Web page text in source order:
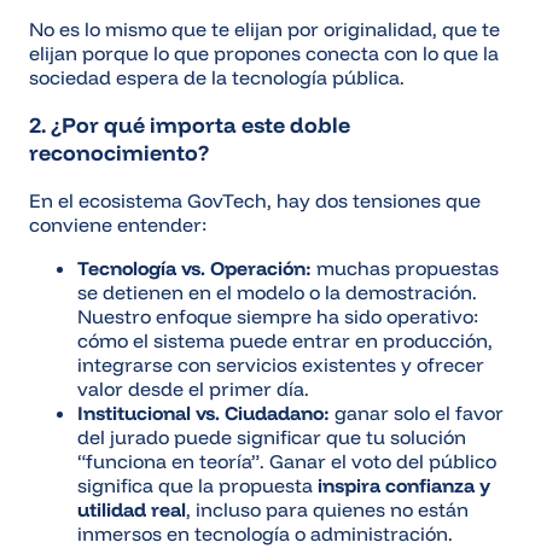
No es lo mismo que te elijan por originalidad, que te
elijan porque lo que propones conecta con lo que la
sociedad espera de la tecnología pública.
2. ¿Por qué importa este doble
reconocimiento?
En el ecosistema GovTech, hay dos tensiones que
conviene entender:
Tecnología vs. Operación: muchas propuestas
se detienen en el modelo o la demostración.
Nuestro enfoque siempre ha sido operativo:
cómo el sistema puede entrar en producción,
integrarse con servicios existentes y ofrecer
valor desde el primer día.
Institucional vs. Ciudadano: ganar solo el favor
del jurado puede significar que tu solución
“funciona en teoría”. Ganar el voto del público
significa que la propuesta inspira confianza y
utilidad real, incluso para quienes no están
inmersos en tecnología o administración.